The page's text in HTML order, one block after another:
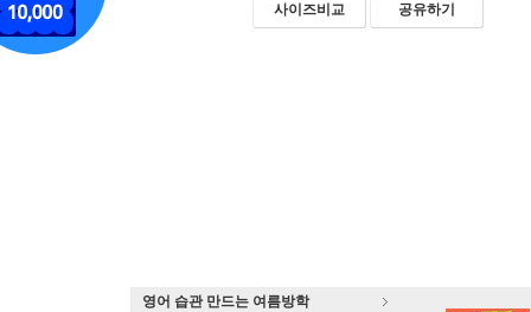
사이즈비교 공유하기
영어 습관 만드는 여름방학